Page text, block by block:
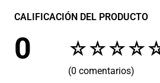
CALIFICACIÓN DEL PRODUCTO
☆☆☆☆
0
(0 comentarios)